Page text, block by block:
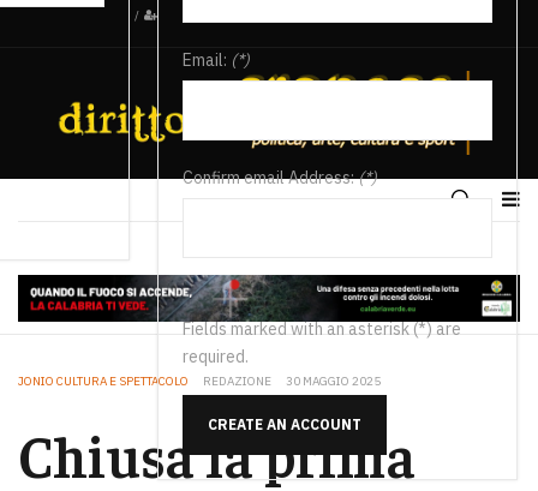
/
Email: (*)
Confirm email Address:(*)
Fields marked with an asterisk (*) are
required.
CREATE AN ACCOUNT
JONIO CULTURA E SPETTACOLO REDAZIONE 30 MAGGIO 2025
Chiusa la prima